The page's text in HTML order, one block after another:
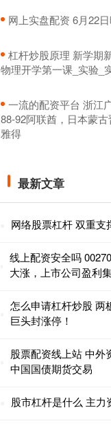
网上实盘配资 6月22
杠杆炒股原理 新学期
物理开学第一课_实验_
一流的配资平台 浙江
88-92阿联酋，日本蒙
雅得
最新文章
网络股票杠杆 双重支
线上配资安全吗
大涨，上市公司盈利
怎么申请杠杆炒股 两
巨头封涨停！
股票配资线上站 中外
中国国债期货交易
股市杠杆是什么 主